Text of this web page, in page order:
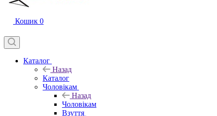
Кошик 0
Каталог
Назад
Каталог
Чоловікам
Назад
Чоловікам
Взуття